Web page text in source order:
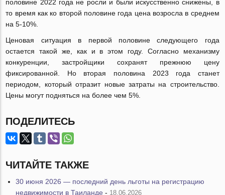
половине 2022 года не росли и были искусственно снижены, в
то время как ко второй половине года цена возросла в среднем
на 5-10%.
Ценовая ситуация в первой половине следующего года
остается такой же, как и в этом году. Согласно механизму
конкуренции, застройщики сохранят прежнюю цену
фиксированной. Но вторая половина 2023 года станет
периодом, который отразит новые затраты на строительство.
Цены могут подняться на более чем 5%.
ПОДЕЛИТЕСЬ
ЧИТАЙТЕ ТАКЖЕ
30 июня 2026 — последний день льготы на регистрацию
недвижимости в Таиланде - 18.06.2026